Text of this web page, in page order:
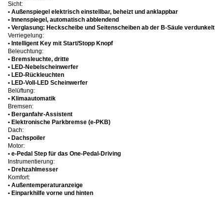
Sicht:
• Außenspiegel elektrisch einstellbar, beheizt und anklappbar
• Innenspiegel, automatisch abblendend
• Verglasung: Heckscheibe und Seitenscheiben ab der B-Säule verdunkelt
Verriegelung:
• Intelligent Key mit Start/Stopp Knopf
Beleuchtung:
• Bremsleuchte, dritte
• LED-Nebelscheinwerfer
• LED-Rückleuchten
• LED-Voll-LED Scheinwerfer
Belüftung:
• Klimaautomatik
Bremsen:
• Berganfahr-Assistent
• Elektronische Parkbremse (e-PKB)
Dach:
• Dachspoiler
Motor:
• e-Pedal Step für das One-Pedal-Driving
Instrumentierung:
• Drehzahlmesser
Komfort:
• Außentemperaturanzeige
• Einparkhilfe vorne und hinten